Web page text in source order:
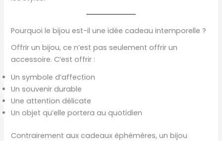
Pourquoi le bijou est-il une idée cadeau intemporelle ?
Offrir un bijou, ce n’est pas seulement offrir un
accessoire. C’est offrir :
Un symbole d’affection
Un souvenir durable
Une attention délicate
Un objet qu’elle portera au quotidien
Contrairement aux cadeaux éphémères, un bijou